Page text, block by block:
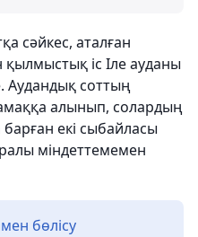
сәйкес, аталған
қылмыстық іс Іле ауданы
Аудандық соттың
алынып, солардың
екі сыбайласы
міндеттемемен
бөлісу